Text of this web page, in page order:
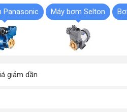
Panasonic Máy bơm Selton
giảm dần